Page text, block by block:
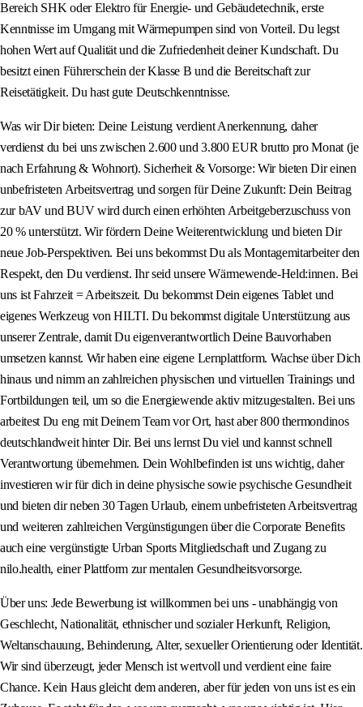
Bereich SHK oder Elektro für Energie- und Gebäudetechnik, erste
Kenntnisse im Umgang mit Wärmepumpen sind von Vorteil. Du legst
hohen Wert auf Qualität und die Zufriedenheit deiner Kundschaft. Du
besitzt einen Führerschein der Klasse B und die Bereitschaft zur
Reisetätigkeit. Du hast gute Deutschkenntnisse.
Was wir Dir bieten: Deine Leistung verdient Anerkennung, daher
verdienst du bei uns zwischen 2.600 und 3.800 EUR brutto pro Monat (je
nach Erfahrung & Wohnort). Sicherheit & Vorsorge: Wir bieten Dir einen
unbefristeten Arbeitsvertrag und sorgen für Deine Zukunft: Dein Beitrag
zur bAV und BUV wird durch einen erhöhten Arbeitgeberzuschuss von
20 % unterstützt. Wir fördern Deine Weiterentwicklung und bieten Dir
neue Job-Perspektiven. Bei uns bekommst Du als Montagemitarbeiter den
Respekt, den Du verdienst. Ihr seid unsere Wärmewende-Held:innen. Bei
uns ist Fahrzeit = Arbeitszeit. Du bekommst Dein eigenes Tablet und
eigenes Werkzeug von HILTI. Du bekommst digitale Unterstützung aus
unserer Zentrale, damit Du eigenverantwortlich Deine Bauvorhaben
umsetzen kannst. Wir haben eine eigene Lernplattform. Wachse über Dich
hinaus und nimm an zahlreichen physischen und virtuellen Trainings und
Fortbildungen teil, um so die Energiewende aktiv mitzugestalten. Bei uns
arbeitest Du eng mit Deinem Team vor Ort, hast aber 800 thermondinos
deutschlandweit hinter Dir. Bei uns lernst Du viel und kannst schnell
Verantwortung übernehmen. Dein Wohlbefinden ist uns wichtig, daher
investieren wir für dich in deine physische sowie psychische Gesundheit
und bieten dir neben 30 Tagen Urlaub, einem unbefristeten Arbeitsvertrag
und weiteren zahlreichen Vergünstigungen über die Corporate Benefits
auch eine vergünstigte Urban Sports Mitgliedschaft und Zugang zu
nilo.health, einer Plattform zur mentalen Gesundheitsvorsorge.
Über uns: Jede Bewerbung ist willkommen bei uns - unabhängig von
Geschlecht, Nationalität, ethnischer und sozialer Herkunft, Religion,
Weltanschauung, Behinderung, Alter, sexueller Orientierung oder Identität.
Wir sind überzeugt, jeder Mensch ist wertvoll und verdient eine faire
Chance. Kein Haus gleicht dem anderen, aber für jeden von uns ist es ein